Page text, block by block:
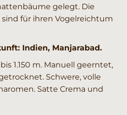
gelegt. Die
für ihren Vogelreichtum
Indien, Manjarabad.
1.150 m. Manuell geerntet,
Schwere, volle
Satte Crema und